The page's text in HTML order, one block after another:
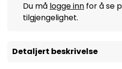
Du må logge inn for å se
tilgjengelighet.
Detaljert beskrivelse